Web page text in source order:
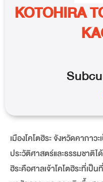
KOTOHIRA
เมืองโคโตฮิระ จังหวัดคากา
ประวัติศาสตร์และธรรมชาติ
ฮิระคือศาลเจ้าโคโตฮิระที่เ